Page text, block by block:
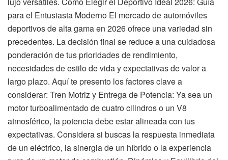
para el Entusiasta Moderno El mercado de automóviles
deportivos de alta gama en 2026 ofrece una variedad sin
precedentes. La decisión final se reduce a una cuidadosa
ponderación de tus prioridades de rendimiento,
necesidades de estilo de vida y expectativas de valor a
largo plazo. Aquí te presento los factores clave a
considerar: Tren Motriz y Entrega de Potencia: Ya sea un
motor turboalimentado de cuatro cilindros o un V8
atmosférico, la potencia debe estar alineada con tus
expectativas. Considera si buscas la respuesta inmediata
de un eléctrico, la sinergia de un híbrido o la experiencia